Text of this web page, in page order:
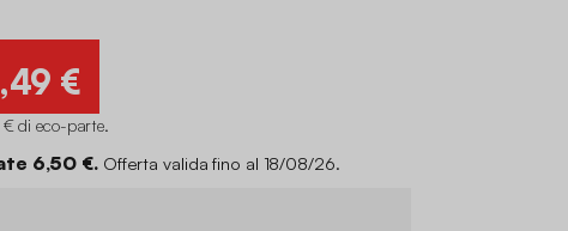
,49 €
€ di eco-parte.
6,50 €. Offerta valida fino al 18/08/26.